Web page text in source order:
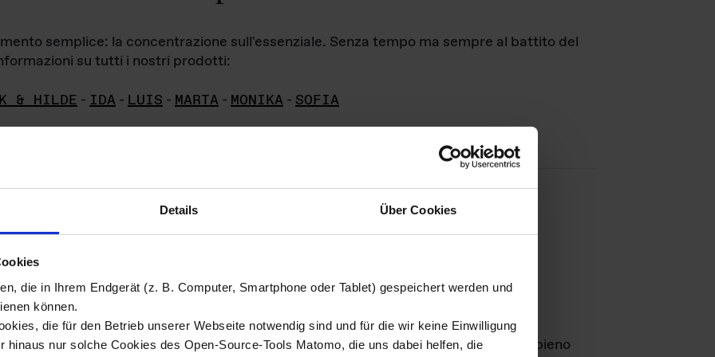
Details Über Cookies
die in Ihrem Endgerät (z. B. Computer, Smartphone oder Tablet) gespeichert werden und
können.
die für den Betrieb unserer Webseite notwendig sind und für die wir keine Einwilligung
hinaus nur solche Cookies des Open-Source-Tools Matomo, die uns dabei helfen, die
semplice: la concentrazione sull'essenziale. Senza tempo ma sempre al battito del
su tutti i nostri prodotti:
& HILDE - IDA - LUIS - MARTA - MONIKA - SOFIA
di immagini
materiale fotografico sono detenuti daDas ganze LebenGmbH e rimangono in pieno